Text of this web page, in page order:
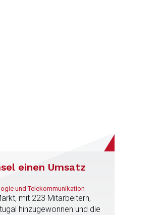
einen Umsatz
und Telekommunikation
mit 223 Mitarbeitern,
hinzugewonnen und die